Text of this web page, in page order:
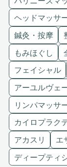
ヘッドマッサ
鍼灸・按摩
もみほぐし
フェイシャル
アーユルヴェ
リンパマッサ
カイロプラク
アカスリ
エ
ディープティ